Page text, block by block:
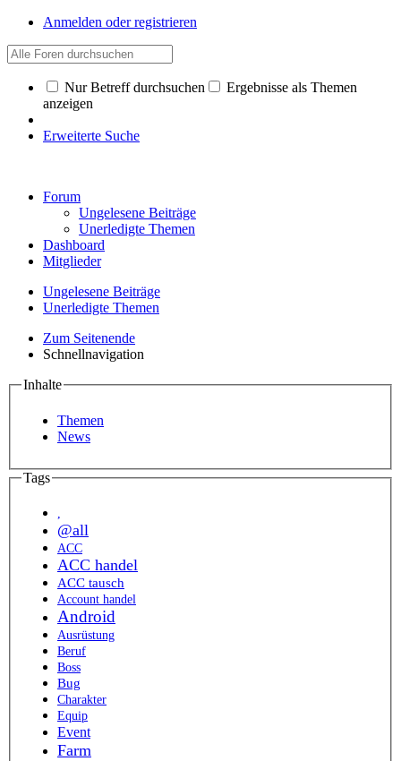
Anmelden oder registrieren
Nur Betreff durchsuchen
Ergebnisse als Themen
anzeigen
Erweiterte Suche
Forum
Ungelesene Beiträge
Unerledigte Themen
Dashboard
Mitglieder
Ungelesene Beiträge
Unerledigte Themen
Zum Seitenende
Schnellnavigation
Inhalte
Themen
News
Tags
@all
ACC
ACC handel
ACC tausch
Account handel
Android
Ausrüstung
Beruf
Boss
Bug
Charakter
Equip
Event
Farm